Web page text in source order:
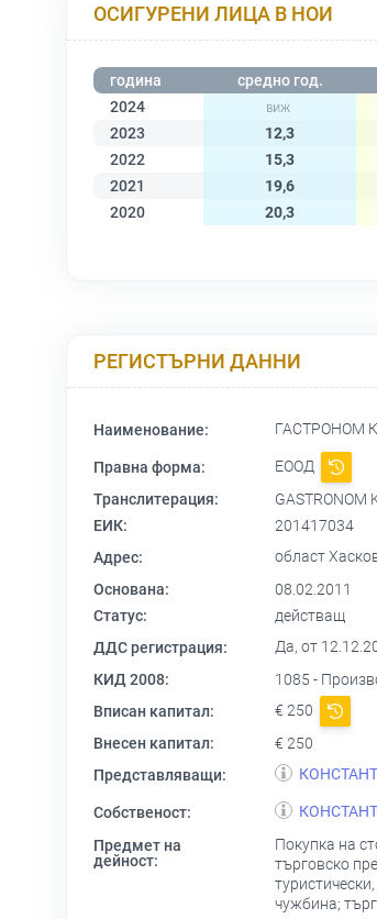
ОСИГУРЕНИ ЛИЦА В НОИ
година средно год.
2024
2023
12,3
2022
15,3
2021
19,6
2020
20,3
РЕГИСТЪРНИ ДАННИ
Наименование: ГАСТРОНОМ
Правна форма:
ЕООД
Транслитерация:
GASTRONOM
ЕИК:
201417034
Адрес:
област
Основана:
08.02.2011
Статус:
действащ
ДДС регистрация:
Да, от
КИД 2008:
1085 -
Вписан капитал:
€ 250
Внесен капитал:
€ 250
Представляващи:
Собственост:
Предмет на
дейност:
Покупка на
търговско
чужбина;